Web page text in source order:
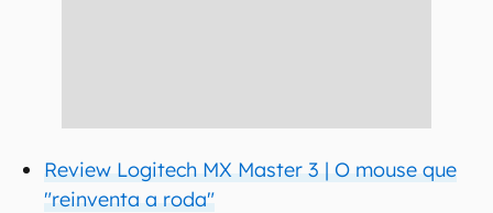
Review Logitech MX Master 3 | O mouse que
"reinventa a roda"